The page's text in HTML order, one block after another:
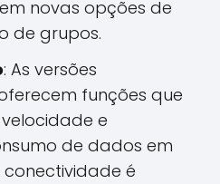
novas opções de
de grupos.
: As versões
funções que
e
de dados em
é